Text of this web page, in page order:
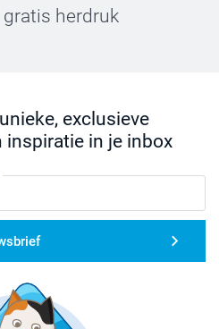
herdruk
exclusieve
inspiratie in je inbox